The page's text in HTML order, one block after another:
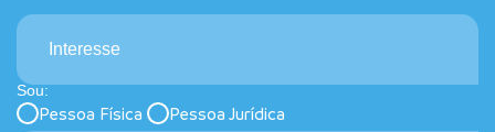
Interesse
Sou:
Pessoa Física Pessoa Jurídica